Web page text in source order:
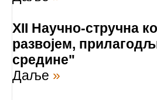
XII Научно-стручна
развојем,
средине"
Даље »